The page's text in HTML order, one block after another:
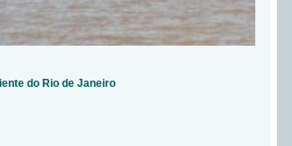
do Rio de Janeiro